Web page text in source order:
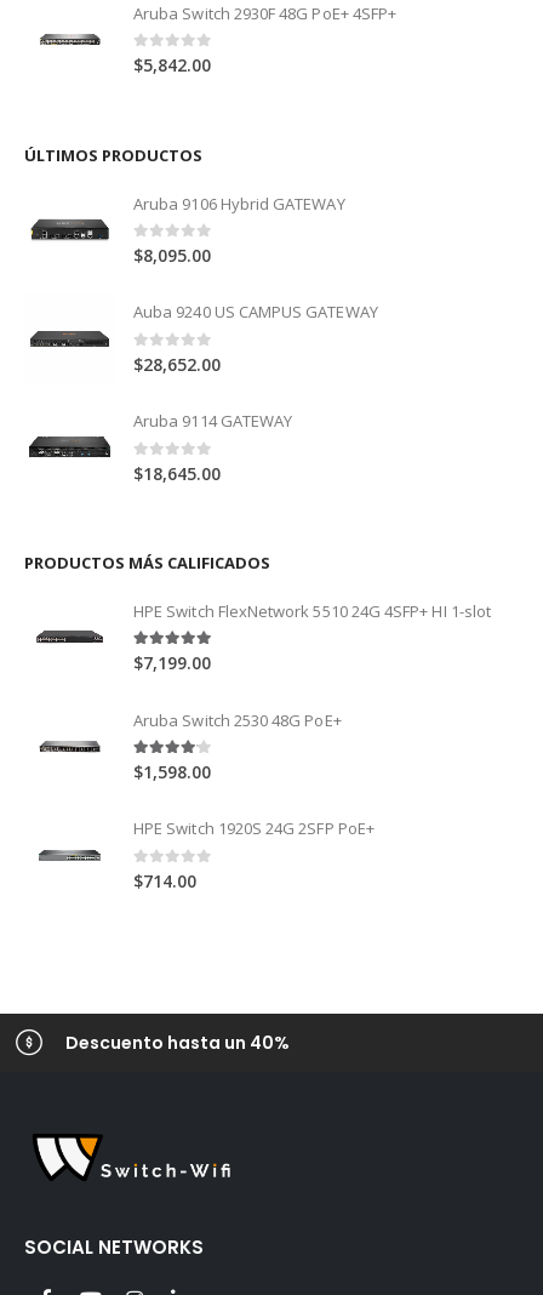
Aruba Switch 2930F 48G PoE+ 4SFP+
0out of 5
$5,842.00
ÚLTIMOS PRODUCTOS
Aruba 9106 Hybrid GATEWAY
0out of 5
$8,095.00
Auba 9240 US CAMPUS GATEWAY
0out of 5
$28,652.00
Aruba 9114 GATEWAY
0 out of 5
$18,645.00
PRODUCTOS MÁS CALIFICADOS
HPE Switch FlexNetwork 5510 24G 4SFP+ HI 1-slot
5.00out of 5
$7,199.00
Aruba Switch 2530 48G PoE+
4.00out of 5
$1,598.00
HPE Switch 1920S 24G 2SFP PoE+
0out of 5
$714.00
Descuento hasta un 40%
SOCIAL NETWORKS